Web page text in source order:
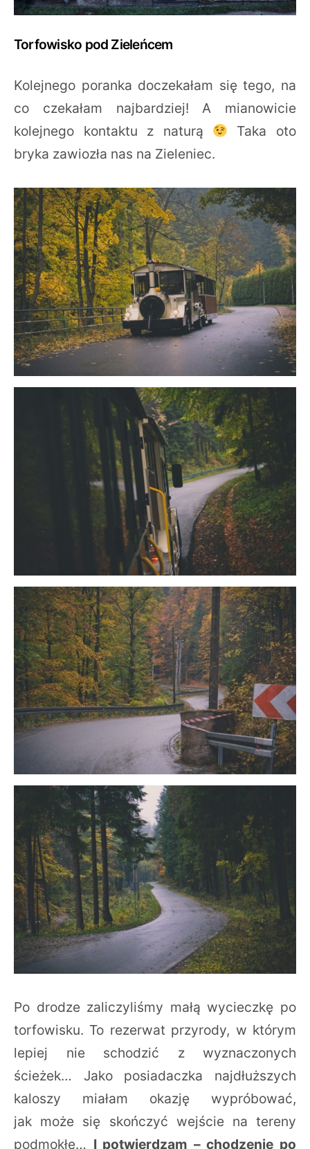
Torfowisko pod Zieleńcem
Kolejnego poranka doczekałam się tego, na
co czekałam najbardziej! A mianowicie
kolejnego kontaktu z naturą
Taka oto
bryka zawiozła nas na Zieleniec.
Po drodze zaliczyliśmy małą wycieczkę po
torfowisku. To rezerwat przyrody, w którym
lepiej nie schodzić z wyznaczonych
ścieżek… Jako posiadaczka najdłuższych
kaloszy miałam okazję wypróbować,
jak może się skończyć wejście na tereny
podmokłe… I potwierdzam – chodzenie po